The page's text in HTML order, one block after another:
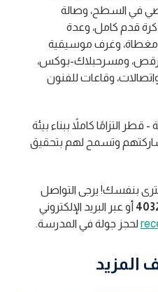
في السطح، وصالة
قدم كامل، وعدة
مغطاة، وغرف موسيقية
رقص، ومسرحبلاك-بوكس،
وقاعات للفنون
قطر التزامًا كاملاً ببناء بيئة
وتسمح لهم بتحقيق
بنفسك! يرجى التواصل
أو عبر البريد الإلكتروني
لحجز جولة في المدرسة.